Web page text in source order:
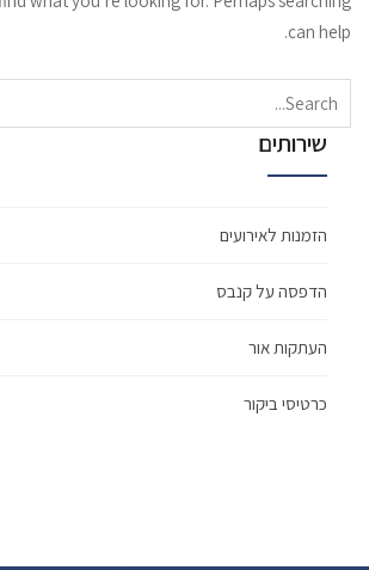
can help.
Search
for:
Search
שירותים
הזמנות לאירועים
הדפסה על קנבס
העתקות אור
כרטיסי ביקור